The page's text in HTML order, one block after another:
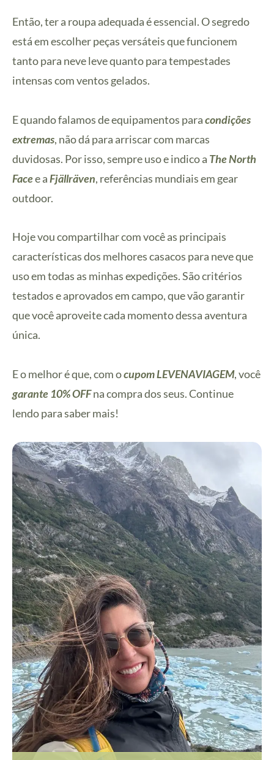
Então, ter a roupa adequada é essencial. O segredo
está em escolher peças versáteis que funcionem
tanto para neve leve quanto para tempestades
intensas com ventos gelados.
E quando falamos de equipamentos paracondições
extremas, não dá para arriscar com marcas
duvidosas. Por isso, sempre uso e indico a The North
Facee aFjällräven, referências mundiais em gear
outdoor.
Hoje vou compartilhar com você as principais
características dos melhores casacos para neve que
uso em todas as minhas expedições. São critérios
testados e aprovados em campo, que vão garantir
que você aproveite cada momento dessa aventura
única.
E o melhor é que, com ocupom LEVENAVIAGEM, você
garante 10% OFFna compra dos seus. Continue
lendo para saber mais!